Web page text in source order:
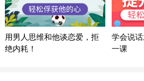
感方案
山东-青岛 138****9975
方案
辽宁-大连 176****2843
用男人思维和他谈恋爱，拒
绝内耗！
学会说
一课